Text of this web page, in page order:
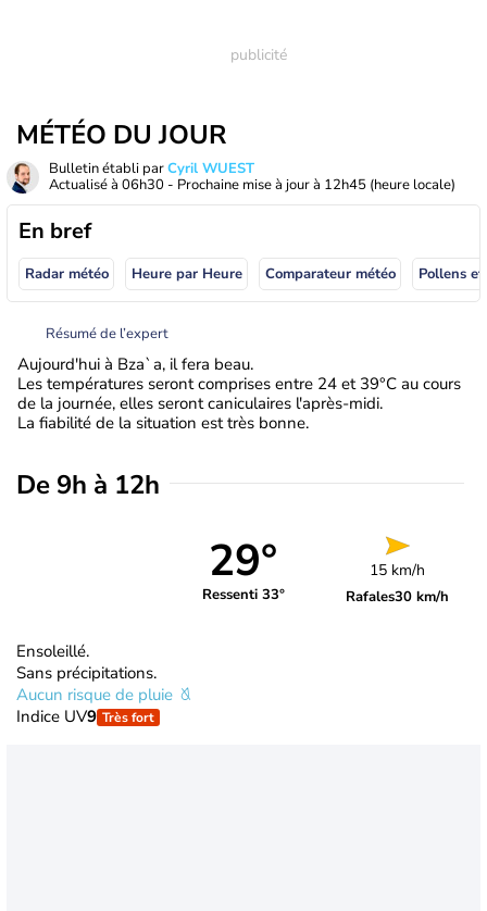
MÉTÉO DU JOUR
Bulletin établi parCyril WUEST
Actualisé à 06h30 - Prochaine mise à jour à 12h45 (heure locale)
En bref
Radar météo Heure par Heure Comparateur météo Pollens
Résumé de l’expert
Aujourd'hui à Bza`a, il fera beau.
Les températures seront comprises entre 24 et 39°C au cours
de la journée, elles seront caniculaires l'après-midi.
La fiabilité de la situation est très bonne.
De 9h à 12h
29°
Ressenti 33°
15 km/h
Rafales30 km/h
Ensoleillé.
Sans précipitations.
Aucun risque de pluie
Indice UV9 Très fort